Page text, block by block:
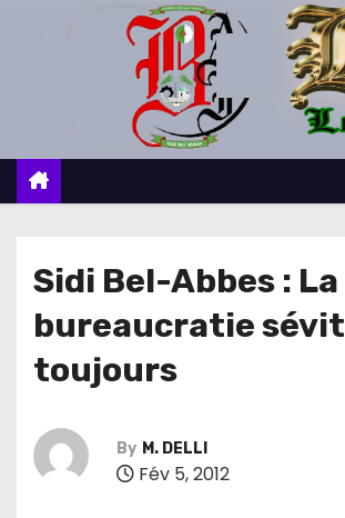
c
Sidi Bel-Abbes : La
bureaucratie sévit
toujours
By M. DELLI
Fév 5, 2012